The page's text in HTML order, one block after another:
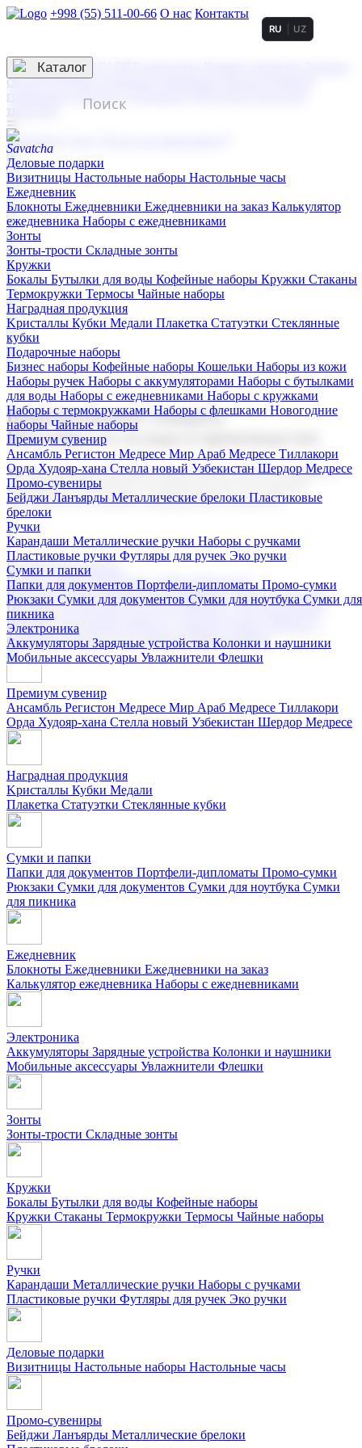
+998 (55) 511-00-66 О нас Контакты
3D гравировка
смолой (Doming)
гравировка твердая
тиснение
RU UZ
☰
Контакты
Каталог
Деловые подарки
Визитницы Настольные наборы Настольные часы
Ежедневник
Блокноты Ежедневники Ежедневники на заказ Калькулятор
ежедневника Наборы с ежедневниками
Зонты
Зонты-трости Складные зонты
Кружки
Бокалы Бутылки для воды Кофейные наборы Кружки Стаканы
Термокружки Термосы Чайные наборы
Наградная продукция
Kристаллы Кубки Медали Плакетка Статуэтки Стеклянные
кубки
Подарочные наборы
Бизнес наборы Кофейные наборы Кошельки Наборы из кожи
Наборы ручек Наборы с аккумуляторами Наборы с бутылками
для воды Наборы с ежедневниками Наборы с кружками
Наборы с термокружками Наборы с флешками Новогодние
наборы Чайные наборы
Премиум сувенир
Ансамбль Регистон Медресе Мир Араб Медресе Тиллакори
Орда Худояр-хана Стелла новый Узбекистан Шердор Медресе
Промо-сувениры
Бейджи Ланъярды Металлические брелоки Пластиковые
брелоки
Ручки
Карандаши Металлические ручки Наборы с ручками
Пластиковые ручки Футляры для ручек Эко ручки
Сумки и папки
Папки для документов Портфели-дипломаты Промо-сумки
Рюкзаки Сумки для документов Сумки для ноутбука Сумки для
пикника
Электроника
Аккумуляторы Зарядные устройства Колонки и наушники
Мобильные аксессуары Увлажнители Флешки
Корпоративные подарки
Поставка со склада и производство
Мы предлагаем широкий выбор корпоративных подарков и
сувениров с логотипом. В нашем каталоге вы найдете
продукцию для бизнеса, мероприятия и клиентов.
Подарочные наборы
Бизнес наборыКофейные наборы Кошельки
Наборы из кожиНаборы ручекНаборы с аккумуляторами
Наборы с бутылками для воды
Наборы с ежедневниками
Наборы с кружками
флешкамиНовогодние наборыЧайные наборы
Премиум сувенир
Ансамбль Регистон Медресе Мир Араб Медресе Тиллакори
Орда Худояр-хана Стелла новый Узбекистан Шердор Медресе
Наградная продукция
Kристаллы Кубки Медали
Плакетка Статуэтки Стеклянные кубки
Сумки и папки
Папки для документов Портфели-дипломаты Промо-сумки
Рюкзаки Сумки для документов Сумки для ноутбука Сумки
для пикника
Ежедневник
Блокноты Ежедневники Ежедневники на заказ
Калькулятор ежедневника Наборы с ежедневниками
Электроника
Аккумуляторы Зарядные устройства Колонки и наушники
Мобильные аксессуары Увлажнители Флешки
Зонты
Зонты-трости Складные зонты
Кружки
Бокалы Бутылки для воды Кофейные наборы
Кружки Стаканы Термокружки Термосы Чайные наборы
Ручки
Карандаши Металлические ручки Наборы с ручками
Пластиковые ручки Футляры для ручек Эко ручки
Деловые подарки
Визитницы Настольные наборы Настольные часы
Промо-сувениры
Бейджи Ланъярды Металлические брелоки